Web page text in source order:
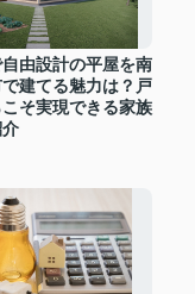
由設計の平屋を南
建てる魅力は？戸
そ実現できる家族